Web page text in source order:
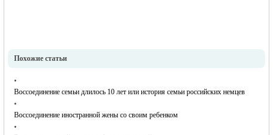
Похожие статьи
•
Воссоединение семьи длилось 10 лет или история семьи российских немцев
•
Воссоединение иностранной жены со своим ребенком
•